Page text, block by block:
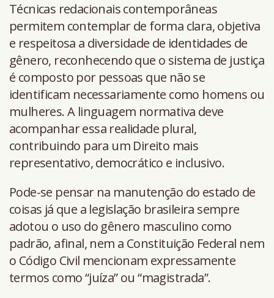
Técnicas redacionais contemporâneas
permitem contemplar de forma clara, objetiva
e respeitosa a diversidade de identidades de
gênero, reconhecendo que o sistema de justiça
é composto por pessoas que não se
identificam necessariamente como homens ou
mulheres. A linguagem normativa deve
acompanhar essa realidade plural,
contribuindo para um Direito mais
representativo, democrático e inclusivo.
Pode-se pensar na manutenção do estado de
coisas já que a legislação brasileira sempre
adotou o uso do gênero masculino como
padrão, afinal, nem a Constituição Federal nem
o Código Civil mencionam expressamente
termos como “juíza” ou “magistrada”.